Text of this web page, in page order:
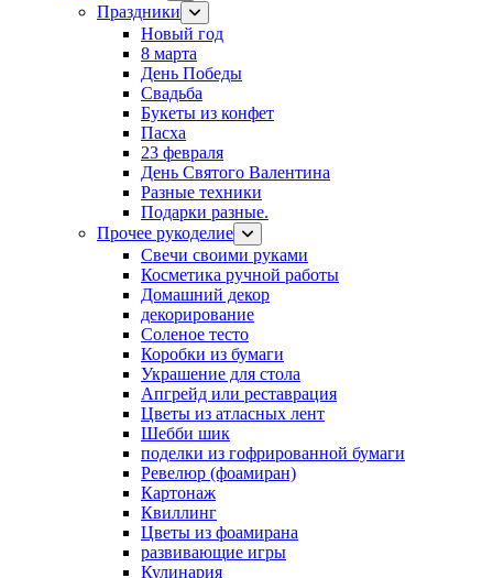
Праздники
Новый год
8 марта
День Победы
Свадьба
Букеты из конфет
Пасха
23 февраля
День Святого Валентина
Разные техники
Подарки разные.
Прочее рукоделие
Свечи своими руками
Косметика ручной работы
Домашний декор
декорирование
Соленое тесто
Коробки из бумаги
Украшение для стола
Апгрейд или реставрация
Цветы из атласных лент
Шебби шик
поделки из гофрированной бумаги
Ревелюр (фоамиран)
Картонаж
Квиллинг
Цветы из фоамирана
развивающие игры
Кулинария